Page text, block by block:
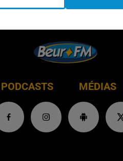
PODCASTS MÉDIAS